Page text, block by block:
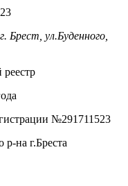
ул.Буденного,
№291711523
на г.Бреста